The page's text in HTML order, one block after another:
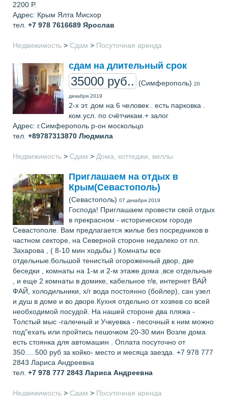
2200 Р.
Адрес: Крым Ялта Мисхор
тел. +7 978 7616689 Ярослав
Недвижимость > Сдам > Посуточная аренда
сдам на длительный срок
35000 руб.. (Симферополь) 20
декабря 2019
2-х эт. дом на 6 человек . есть парковка .
ком.усл. по счётчикам.+ залог
Адрес: г.Симферополь р-он москольцо
тел. +89787313870 Людмила
Недвижимость > Сдам > Дома, коттеджи, виллы
Приглашаем на отдых в
Крым(Севастополь)
(Севастополь) 07 декабря 2019
Господа! Приглашаем провести свой отдых
в прекрасном - историческом городе
Севастополе. Вам предлагается жилье без посредников в
частном секторе, на Северной стороне недалеко от пл.
Захарова , ( 8-10 мин ходьбы ) Комнаты все
отдельные.большой тенистый огороженный двор, две
беседки , комнаты на 1-м и 2-м этаже дома ,все отдельные
, и еще 2 комнаты в домике, кабельное т/в, интернет ВАЙ
ФАЙ, холодильники, х/г вода постоянно (бойлер), сан узел
и душ в доме и во дворе.Кухня отдельно от хозяев со всей
необходимой посудой. На нашей стороне два пляжа -
Толстый мыс -галечный и Учкуевка - песочный к ним можно
под"ехать или пройтись пешочком 20-30 мин Возле дома
есть стоянка для автомашин . Оплата посуточно от
350.....500 руб за койко- место и месяца заезда. +7 978 777
2843 Лариса Андреевна
тел. +7 978 777 2843 Лариса Андреевна
Недвижимость > Сдам > Посуточная аренда